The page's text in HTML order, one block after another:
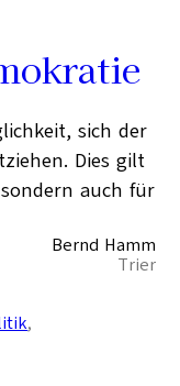
sich der
Dies gilt
auch für
Bernd Hamm
Trier